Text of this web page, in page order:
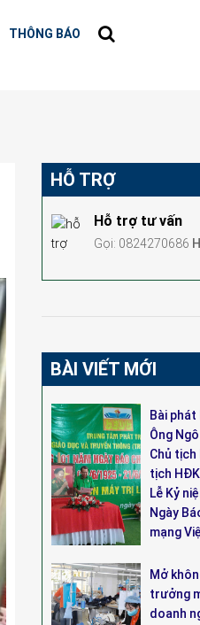
THÔNG BÁO
HỖ TRỢ
Hỗ trợ tư vấn
Gọi: 0824270686
BÀI VIẾT MỚI
Bài phát
Ông
Chủ tịch
tịch
Lễ Kỷ
Ngày
mạng
Mở
trưởng
doanh